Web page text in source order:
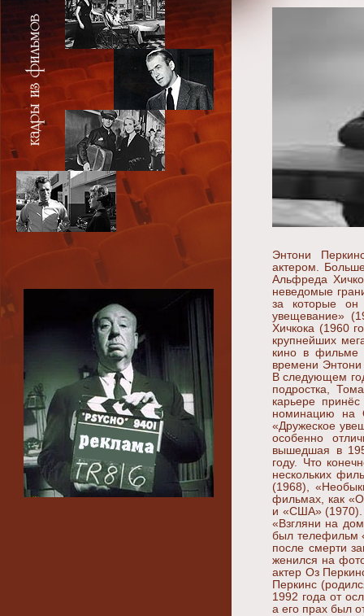
Энтони
актером.
Альфреда
неведомые
за которые он
увещевание»
Хичкока (1960
крупнейших
кино в фильме
времени
В следующем
подростка,
карьере
номинацию на
«Дружеское
особенно
вышедшая в
году. Что
нескольких
(1968),
фильмах, как
и «США» (1970).
«Взгляни на
был телефильм
после смерти
женился на
актер Оз
Перкинс
1992 года от
а его прах был